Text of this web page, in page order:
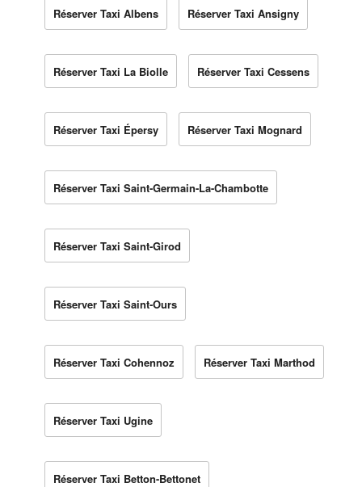
Réserver Taxi Albens Réserver Taxi Ansigny
Réserver Taxi La Biolle Réserver Taxi Cessens
Réserver Taxi Épersy Réserver Taxi Mognard
Réserver Taxi Saint-Germain-La-Chambotte
Réserver Taxi Saint-Girod
Réserver Taxi Saint-Ours
Réserver Taxi Cohennoz Réserver Taxi Marthod
Réserver Taxi Ugine
Réserver Taxi Betton-Bettonet